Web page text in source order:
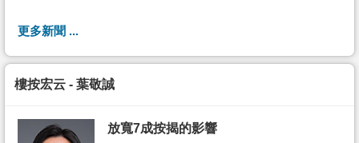
更多新聞 ...
樓按宏云 - 葉敬誠
放寬7成按揭的影響